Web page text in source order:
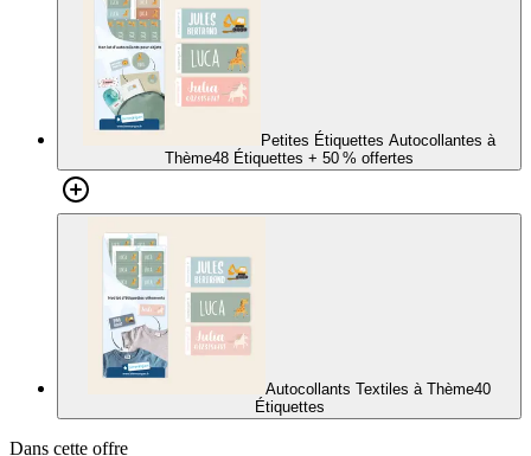
Petites Étiquettes Autocollantes à
Thème48 Étiquettes + 50 % offertes
Autocollants Textiles à Thème40
Étiquettes
Dans cette offre